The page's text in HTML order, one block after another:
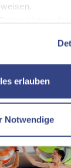
Technologien
weitere
es auch zu
stimmen
& Plugins auf
erlauben
Notwendige